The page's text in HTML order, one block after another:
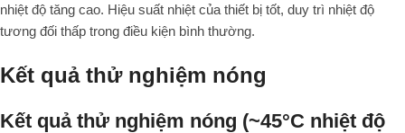
nhiệt độ tăng cao. Hiệu suất nhiệt của thiết bị tốt, duy trì nhiệt độ
tương đối thấp trong điều kiện bình thường.
Kết quả thử nghiệm nóng
Kết quả thử nghiệm nóng (~45°C nhiệt độ